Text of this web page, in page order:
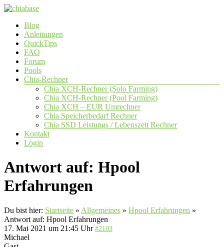
Zum
springen
chiabase
CHIA
Info-
Community
Seite
Menü
Blog
Anleitungen
QuickTips
FAQ
Forum
Pools
Chia-Rechner
Chia XCH-Rechner (Solo Farming)
Chia XCH-Rechner (Pool Farming)
Chia XCH – EUR Umrechner
Chia Speicherbedarf Rechner
Chia SSD Leistungs / Lebenszeit Rechner
Kontakt
Login
Antwort auf: Hpool
Erfahrungen
Du bist hier: Startseite » Allgemeines » Hpool Erfahrungen »
Antwort auf: Hpool Erfahrungen
17. Mai 2021 um 21:45 Uhr #2103
Michael